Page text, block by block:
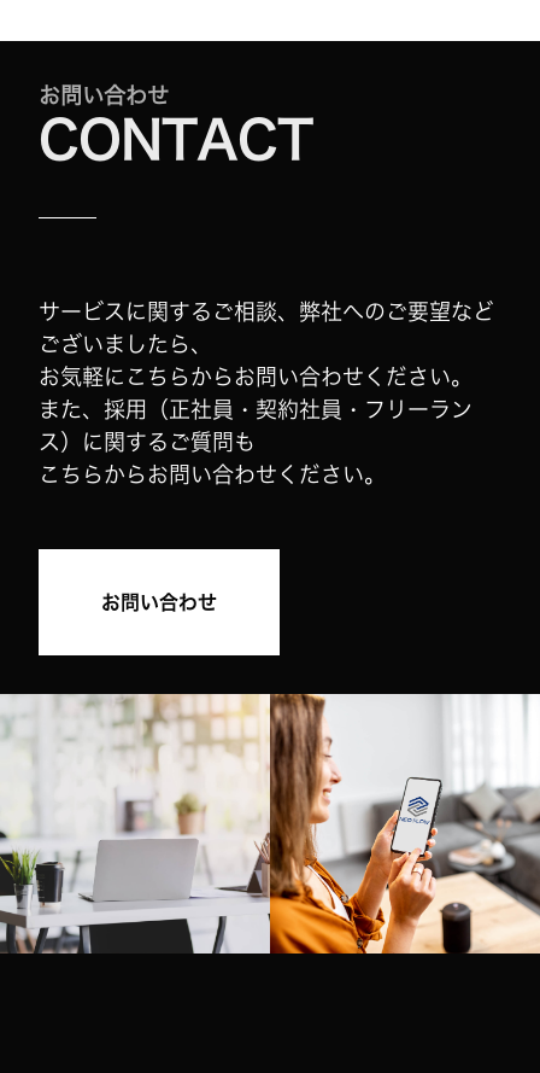
お問い合わせ
CONTACT
サービスに関するご相談、弊社へのご要望など
ございましたら、
お気軽にこちらからお問い合わせください。
また、採用（正社員・契約社員・フリーラン
ス）に関するご質問も
こちらからお問い合わせください。
お問い合わせ